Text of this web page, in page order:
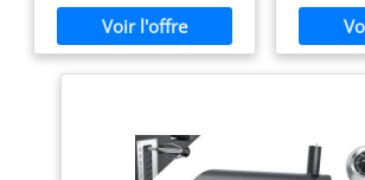
base en acier.
fermeture de
intégrée, le
malgré le
ses
barbecue
Tiroir Ramasse-
Cendres
simultanément de la viande
et des légumes, avec une
grille surélevée pour le
intègre un thermomètre
pour un contrôle constant
Surface
grille
maintien